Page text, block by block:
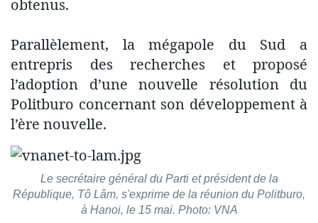
obtenus.
Parallèlement, la mégapole du Sud a
entrepris des recherches et proposé
l’adoption d’une nouvelle résolution du
Politburo concernant son développement à
l’ère nouvelle.
Le secrétaire général du Parti et président de la
République, Tô Lâm, s'exprime de la réunion du Politburo,
à Hanoi, le 15 mai. Photo: VNA